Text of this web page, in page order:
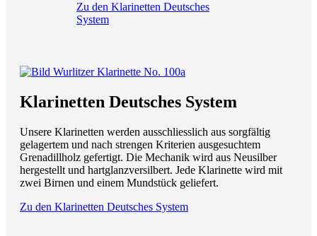
Zu den Klarinetten Deutsches
System
Klarinetten Deutsches System
Unsere Klarinetten werden ausschliesslich aus sorgfältig
gelagertem und nach strengen Kriterien ausgesuchtem
Grenadillholz gefertigt. Die Mechanik wird aus Neusilber
hergestellt und hartglanzversilbert. Jede Klarinette wird mit
zwei Birnen und einem Mundstück geliefert.
Zu den Klarinetten Deutsches System